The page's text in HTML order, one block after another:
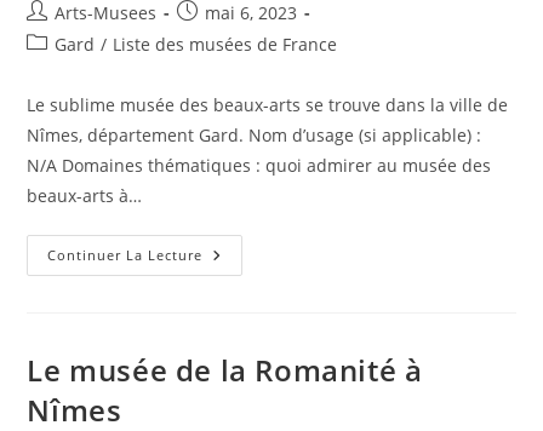
Arts-Musees
mai 6, 2023
Gard / Liste des musées de France
Le sublime musée des beaux-arts se trouve dans la ville de
Nîmes, département Gard. Nom d’usage (si applicable) :
N/A Domaines thématiques : quoi admirer au musée des
beaux-arts à…
Continuer La Lecture
Le musée de la Romanité à
Nîmes